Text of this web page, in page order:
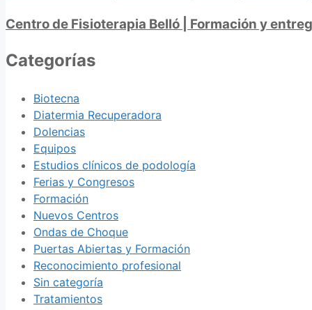
Centro de Fisioterapia Belló | Formación y
Categorías
Biotecna
Diatermia Recuperadora
Dolencias
Equipos
Estudios clínicos de podología
Ferias y Congresos
Formación
Nuevos Centros
Ondas de Choque
Puertas Abiertas y Formación
Reconocimiento profesional
Sin categoría
Tratamientos